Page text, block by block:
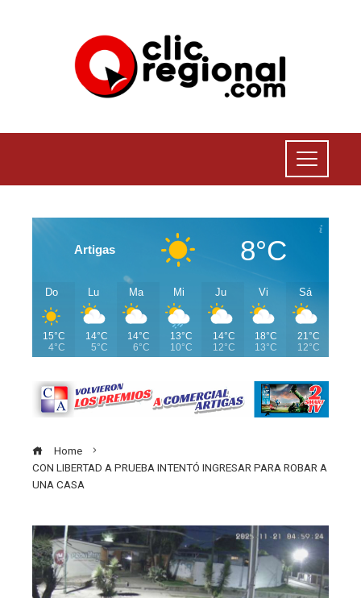
Artigas 8°C
Do
15°C
4°C
Lu
14°C
5°C
Ma
14°C
6°C
Mi
13°C
10°C
Ju
14°C
12°C
Vi
18°C
13°C
Sá
21°C
12°C
Home
CON LIBERTAD A PRUEBA INTENTÓ INGRESAR PARA ROBAR A
UNA CASA